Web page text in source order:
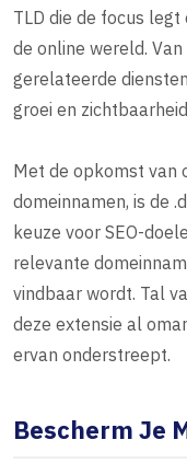
TLD die de focus
de online wereld.
gerelateerde
groei en
Met de opkomst van
domeinnamen, is de
keuze voor SEO-
relevante
vindbaar wordt. Tal
deze extensie al
ervan onderstreept.
Bescherm Je